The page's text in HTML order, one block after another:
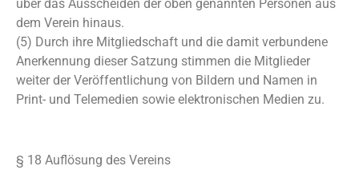
über das Ausscheiden der oben genannten Personen aus
dem Verein hinaus.
(5) Durch ihre Mitgliedschaft und die damit verbundene
Anerkennung dieser Satzung stimmen die Mitglieder
weiter der Veröffentlichung von Bildern und Namen in
Print- und Telemedien sowie elektronischen Medien zu.
§ 18 Auflösung des Vereins